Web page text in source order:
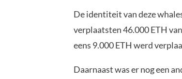
De identiteit van deze
verplaatsten 46.000 ETH
eens 9.000 ETH werd
Daarnaast was er nog een